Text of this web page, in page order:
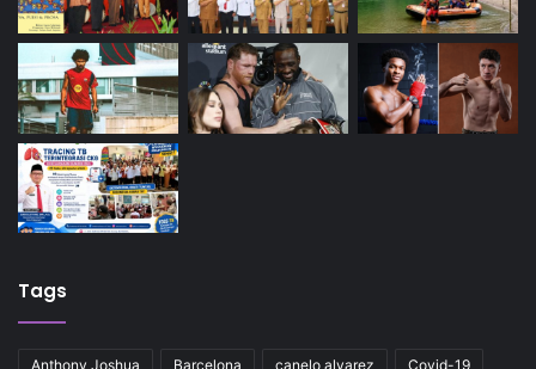
Tags
Anthony Joshua Barcelona canelo alvarez Covid-19